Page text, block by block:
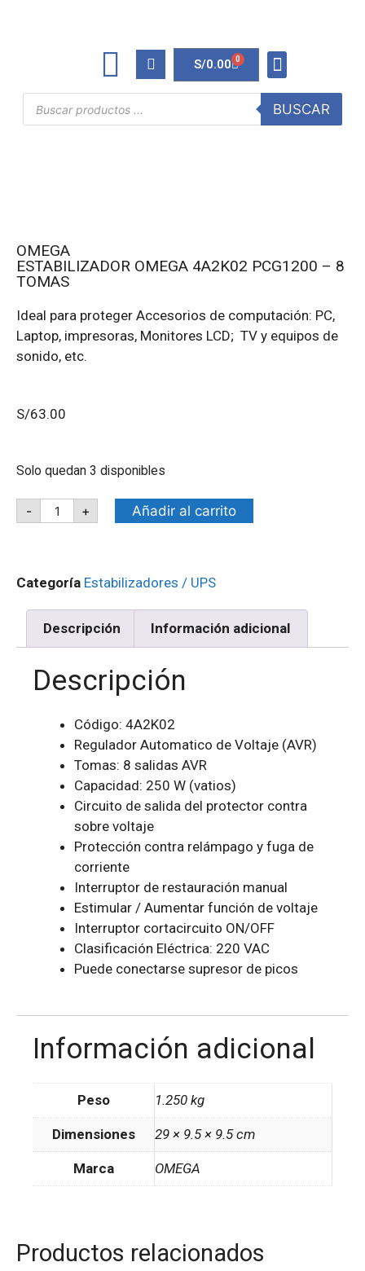
S/0.00 0
BUSCAR
OMEGA
ESTABILIZADOR OMEGA 4A2K02 PCG1200 – 8
TOMAS
Ideal para proteger Accesorios de computación: PC,
Laptop, impresoras, Monitores LCD; TV y equipos de
sonido, etc.
S/63.00
Solo quedan 3 disponibles
- + Añadir al carrito
Categoría Estabilizadores / UPS
Descripción Información adicional
Descripción
Código: 4A2K02
Regulador Automatico de Voltaje (AVR)
Tomas: 8 salidas AVR
Capacidad: 250 W (vatios)
Circuito de salida del protector contra
sobre voltaje
Protección contra relámpago y fuga de
corriente
Interruptor de restauración manual
Estimular / Aumentar función de voltaje
Interruptor cortacircuito ON/OFF
Clasificación Eléctrica: 220 VAC
Puede conectarse supresor de picos
Información adicional
Peso 1.250 kg
Dimensiones 29 × 9.5 × 9.5 cm
Marca OMEGA
Productos relacionados